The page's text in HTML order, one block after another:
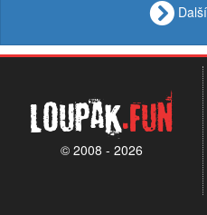
Loupak.fun
© 2008 - 2026